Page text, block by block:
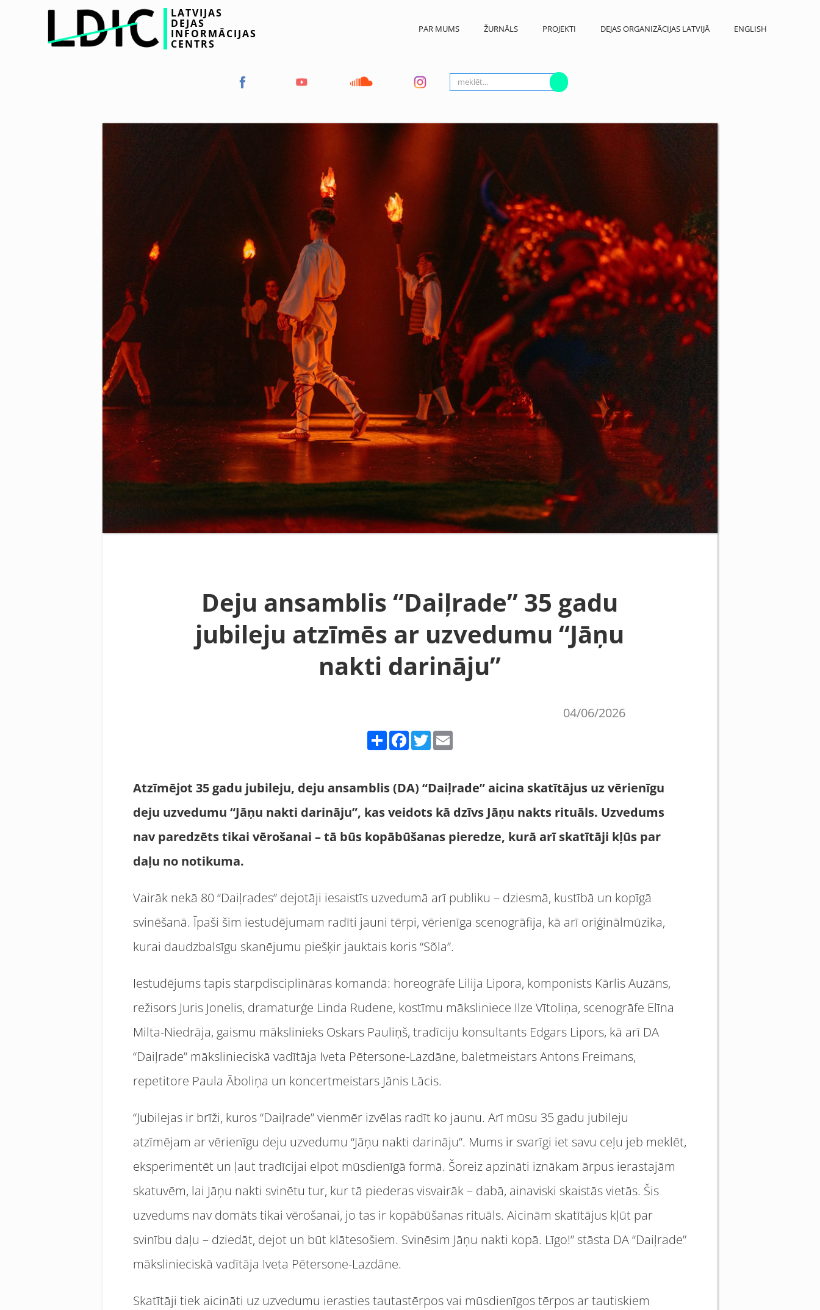
LATVIJAS
DEJAS
INFORMĀCIJAS
CENTRS
PAR MUMS ŽURNĀLS PROJEKTI DEJAS ORGANIZĀCIJAS LATVIJĀ ENGLISH
Deju ansamblis “Daiļrade” 35 gadu
jubileju atzīmēs ar uzvedumu “Jāņu
nakti darināju”
04/06/2026
Share FacebookTwitter
Atzīmējot 35 gadu jubileju, deju ansamblis (DA) “Daiļrade” aicina skatītājus uz vērienīgu
deju uzvedumu “Jāņu nakti darināju”, kas veidots kā dzīvs Jāņu nakts rituāls. Uzvedums
nav paredzēts tikai vērošanai – tā būs kopābūšanas pieredze, kurā arī skatītāji kļūs par
daļu no notikuma.
Vairāk nekā 80 “Daiļrades” dejotāji iesaistīs uzvedumā arī publiku – dziesmā, kustībā un kopīgā
svinēšanā. Īpaši šim iestudējumam radīti jauni tērpi, vērienīga scenogrāfija, kā arī oriģinālmūzika,
kurai daudzbalsīgu skanējumu piešķir jauktais koris “Sõla”.
Iestudējums tapis starpdisciplināras komandā: horeogrāfe Lilija Lipora, komponists Kārlis Auzāns,
režisors Juris Jonelis, dramaturģe Linda Rudene, kostīmu māksliniece Ilze Vītoliņa, scenogrāfe Elīna
Milta-Niedrāja, gaismu mākslinieks Oskars Pauliņš, tradīciju konsultants Edgars Lipors, kā arī DA
“Daiļrade” mākslinieciskā vadītāja Iveta Pētersone-Lazdāne, baletmeistars Antons Freimans,
repetitore Paula Āboliņa un koncertmeistars Jānis Lācis.
“Jubilejas ir brīži, kuros “Daiļrade” vienmēr izvēlas radīt ko jaunu. Arī mūsu 35 gadu jubileju
atzīmējam ar vērienīgu deju uzvedumu “Jāņu nakti darināju”. Mums ir svarīgi iet savu ceļu jeb meklēt,
eksperimentēt un ļaut tradīcijai elpot mūsdienīgā formā. Šoreiz apzināti iznākam ārpus ierastajām
skatuvēm, lai Jāņu nakti svinētu tur, kur tā piederas visvairāk – dabā, ainaviski skaistās vietās. Šis
uzvedums nav domāts tikai vērošanai, jo tas ir kopābūšanas rituāls. Aicinām skatītājus kļūt par
svinību daļu – dziedāt, dejot un būt klātesošiem. Svinēsim Jāņu nakti kopā. Līgo!” stāsta DA “Daiļrade”
mākslinieciskā vadītāja Iveta Pētersone-Lazdāne.
Skatītāji tiek aicināti uz uzvedumu ierasties tautastērpos vai mūsdienīgos tērpos ar tautiskiem